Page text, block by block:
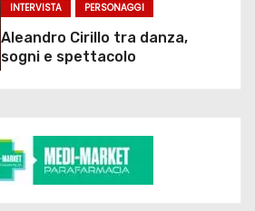
INTERVISTA PERSONAGGI
Aleandro Cirillo tra danza,
sogni e spettacolo